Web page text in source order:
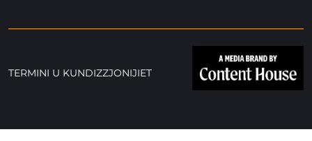
TERMINI U KUNDIZZJONIJIET